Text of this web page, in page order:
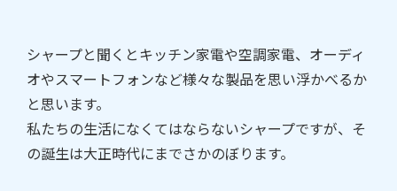
シャープと聞くとキッチン家電や空調家電、オーディ
オやスマートフォンなど様々な製品を思い浮かべるか
と思います。
私たちの生活になくてはならないシャープですが、そ
の誕生は大正時代にまでさかのぼります。